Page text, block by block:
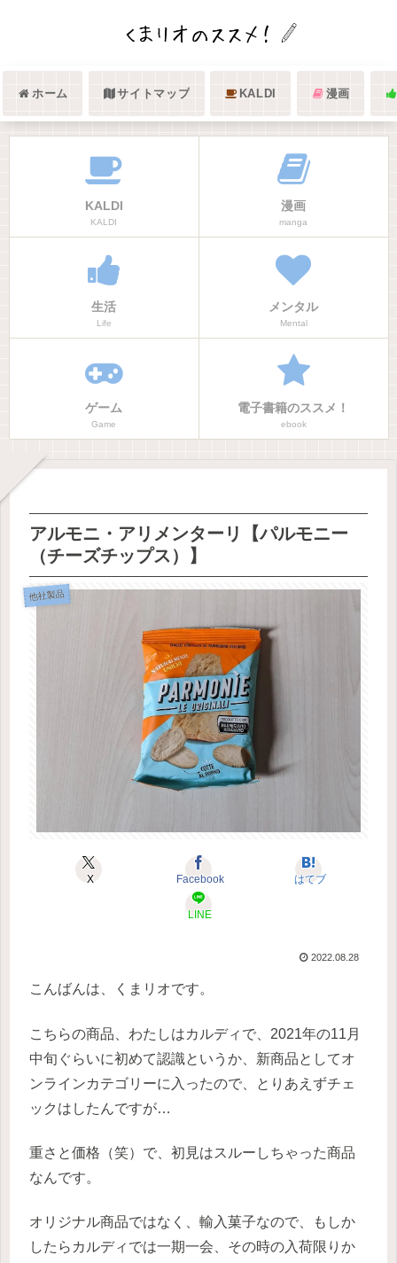
ホーム サイトマップ KALDI 漫画
KALDI
KALDI
漫画
manga
生活
Life
メンタル
Mental
ゲーム
Game
電子書籍のススメ！
ebook
アルモニ・アリメンターリ【パルモニー
（チーズチップス）】
他社製品
X Facebook はてブ
LINE
2022.08.28
こんばんは、くまリオです。
こちらの商品、わたしはカルディで、2021年の11月
中旬ぐらいに初めて認識というか、新商品としてオ
ンラインカテゴリーに入ったので、とりあえずチェ
ックはしたんですが…
重さと価格（笑）で、初見はスルーしちゃった商品
なんです。
オリジナル商品ではなく、輸入菓子なので、もしか
したらカルディでは一期一会、その時の入荷限りか